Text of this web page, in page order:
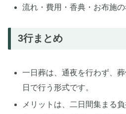
流れ・費用・香典・お布施
3行まとめ
一日葬は、通夜を行わず、
日で行う形式です。
メリットは、二日間集まる